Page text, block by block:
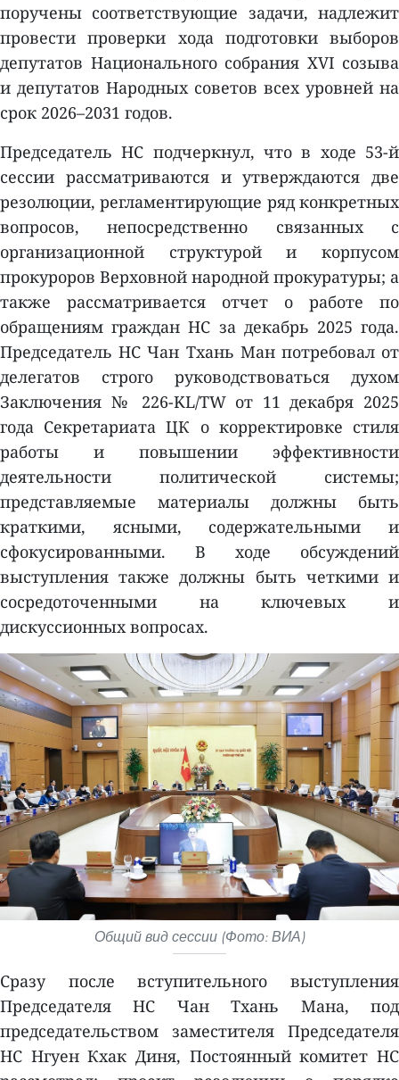
поручены соответствующие задачи, надлежит
провести проверки хода подготовки выборов
депутатов Национального собрания XVI созыва
и депутатов Народных советов всех уровней на
срок 2026–2031 годов.
Председатель НС подчеркнул, что в ходе 53-й
сессии рассматриваются и утверждаются две
резолюции, регламентирующие ряд конкретных
вопросов, непосредственно связанных с
организационной структурой и корпусом
прокуроров Верховной народной прокуратуры; а
также рассматривается отчет о работе по
обращениям граждан НС за декабрь 2025 года.
Председатель НС Чан Тхань Ман потребовал от
делегатов строго руководствоваться духом
Заключения № 226-KL/TW от 11 декабря 2025
года Секретариата ЦК о корректировке стиля
работы и повышении эффективности
деятельности политической системы;
представляемые материалы должны быть
краткими, ясными, содержательными и
сфокусированными. В ходе обсуждений
выступления также должны быть четкими и
сосредоточенными на ключевых и
дискуссионных вопросах.
Общий вид сессии (Фото: ВИА)
Сразу после вступительного выступления
Председателя НС Чан Тхань Мана, под
председательством заместителя Председателя
НС Нгуен Кхак Диня, Постоянный комитет НС